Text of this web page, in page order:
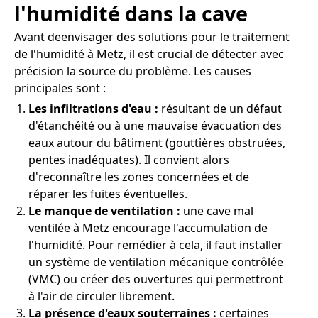
l'humidité dans la cave
Avant deenvisager des solutions pour le traitement
de l'humidité à Metz, il est crucial de détecter avec
précision la source du problème. Les causes
principales sont :
Les infiltrations d'eau : résultant de un défaut
d'étanchéité ou à une mauvaise évacuation des
eaux autour du bâtiment (gouttières obstruées,
pentes inadéquates). Il convient alors
d'reconnaître les zones concernées et de
réparer les fuites éventuelles.
Le manque de ventilation : une cave mal
ventilée à Metz encourage l'accumulation de
l'humidité. Pour remédier à cela, il faut installer
un système de ventilation mécanique contrôlée
(VMC) ou créer des ouvertures qui permettront
à l'air de circuler librement.
La présence d'eaux souterraines : certaines